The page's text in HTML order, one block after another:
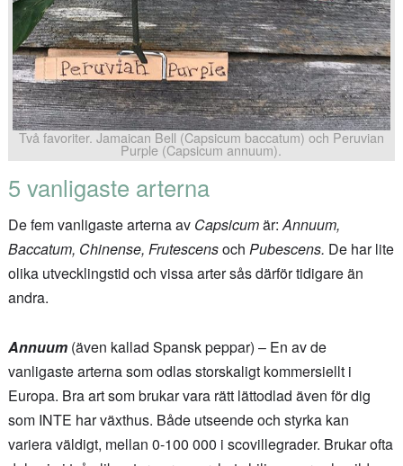
Två favoriter. Jamaican Bell (Capsicum baccatum) och Peruvian
Purple (Capsicum annuum).
5 vanligaste arterna
De fem vanligaste arterna av Capsicumär:Annuum,
Baccatum, Chinense, Frutescensoch Pubescens. De har lite
olika utvecklingstid och vissa arter sås därför tidigare än
andra.
Annuum (även kallad Spansk peppar) – En av de
vanligaste arterna som odlas storskaligt kommersiellt i
Europa. Bra art som brukar vara rätt lättodlad även för dig
som INTE har växthus. Både utseende och styrka kan
variera väldigt, mellan 0-100 000 i scovillegrader. Brukar ofta